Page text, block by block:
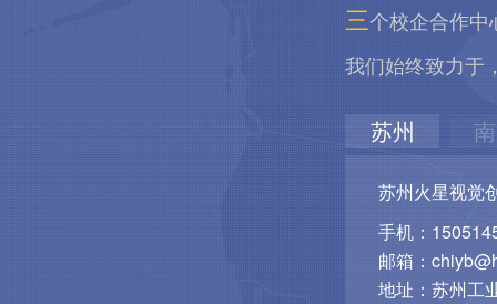
三个校企合作中
我们始终致力于
苏州
苏州火星视觉
手机：
邮箱：
地址：苏州工